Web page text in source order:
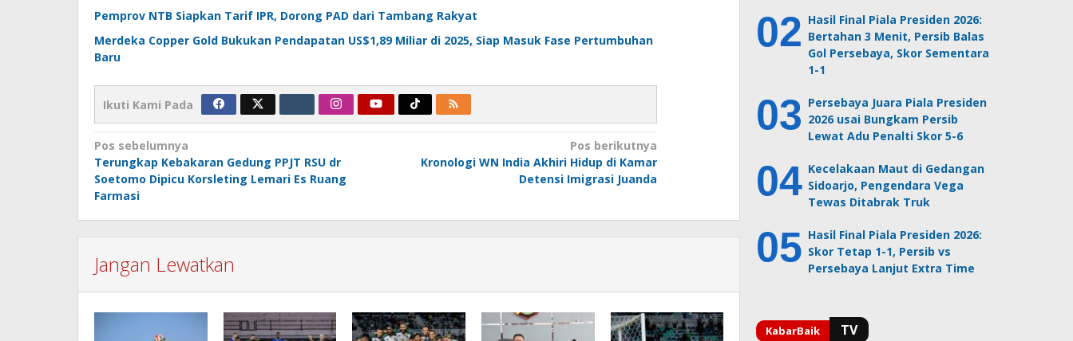
Pemprov NTB Siapkan Tarif IPR, Dorong PAD dari Tambang Rakyat
Merdeka Copper Gold Bukukan Pendapatan US$1,89 Miliar di 2025, Siap Masuk Fase Pertumbuhan
Baru
Ikuti Kami Pada
Navigasi
pos
Pos sebelumnya
Terungkap Kebakaran Gedung PPJT RSU dr
Soetomo Dipicu Korsleting Lemari Es Ruang
Farmasi
Pos berikutnya
Kronologi WN India Akhiri Hidup di Kamar
Detensi Imigrasi Juanda
Jangan Lewatkan
Hasil Final Piala Presiden 2026:
Bertahan 3 Menit, Persib Balas
Gol Persebaya, Skor Sementara
1-1
Persebaya Juara Piala Presiden
2026 usai Bungkam Persib
Lewat Adu Penalti Skor 5-6
Kecelakaan Maut di Gedangan
Sidoarjo, Pengendara Vega
Tewas Ditabrak Truk
Hasil Final Piala Presiden 2026:
Skor Tetap 1-1, Persib vs
Persebaya Lanjut Extra Time